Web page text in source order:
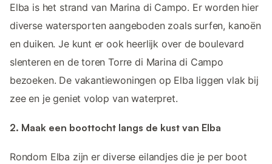
Elba is het strand van Marina di Campo. Er worden hier
diverse watersporten aangeboden zoals surfen, kanoën
en duiken. Je kunt er ook heerlijk over de boulevard
slenteren en de toren Torre di Marina di Campo
bezoeken. De vakantiewoningen op Elba liggen vlak bij
zee en je geniet volop van waterpret.
2. Maak een boottocht langs de kust van Elba
Rondom Elba zijn er diverse eilandjes die je per boot